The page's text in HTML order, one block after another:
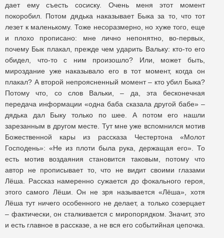
дает ему съесть сосиску. Очень меня этот момент
покоробил. Потом дядька наказывает Быка за то, что тот
лезет к маленькому. Тоже несоразмерно, но хуже того, еще
и плохо прописано: мне лично непонятно, во-первых,
почему Бык плакал, прежде чем ударить Вальку: кто-то его
обидел, что-то с ним произошло? Или, может быть,
мироздание уже наказывало его в тот момент, когда он
плакал? А второй непроясненный момент – кто убил Быка?
Потому что, со слов Вальки, – да, эта бесконечная
передача информации «одна баба сказала другой бабе» –
дядька дал Быку только по шее. А потом его нашли
зарезанным в другом месте. Тут мне уже вспомнился мотив
Божественной кары из рассказа Честертона «Молот
Господень»: «Не из плоти была рука, держащая его». То
есть мотив воздаяния становится таковым, потому что
автор не прописывает то, что не видит своими глазами
Лёша. Рассказ намеренно сужается до фокального героя,
этого самого Лёши. Он не зря называется «Лёша», хотя
Лёша тут ничего особенного не делает, а только созерцает
– фактически, он сталкивается с миропорядком. Значит, это
и есть главное в рассказе, а не вся его событийная цепочка.